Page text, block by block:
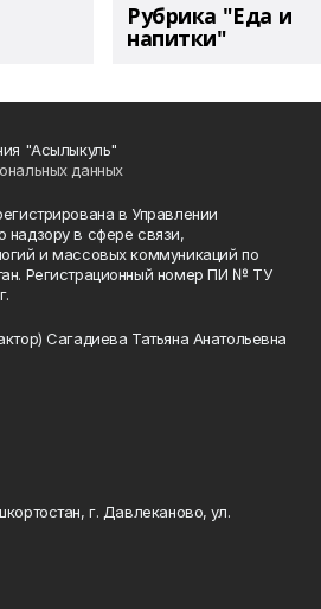
Рубрика "Еда и
напитки"
"Асылыкуль"
данных
в Управлении
в сфере связи,
и массовых коммуникаций по
Регистрационный номер ПИ № ТУ
Сагадиева Татьяна Анатольевна
г. Давлеканово, ул.